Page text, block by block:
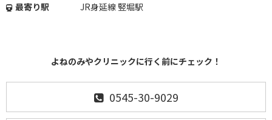
最寄り駅
JR身延線 竪堀駅
よねのみやクリニックに行く前にチェック！
0545-30-9029